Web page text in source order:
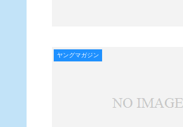
ヤングマガジン